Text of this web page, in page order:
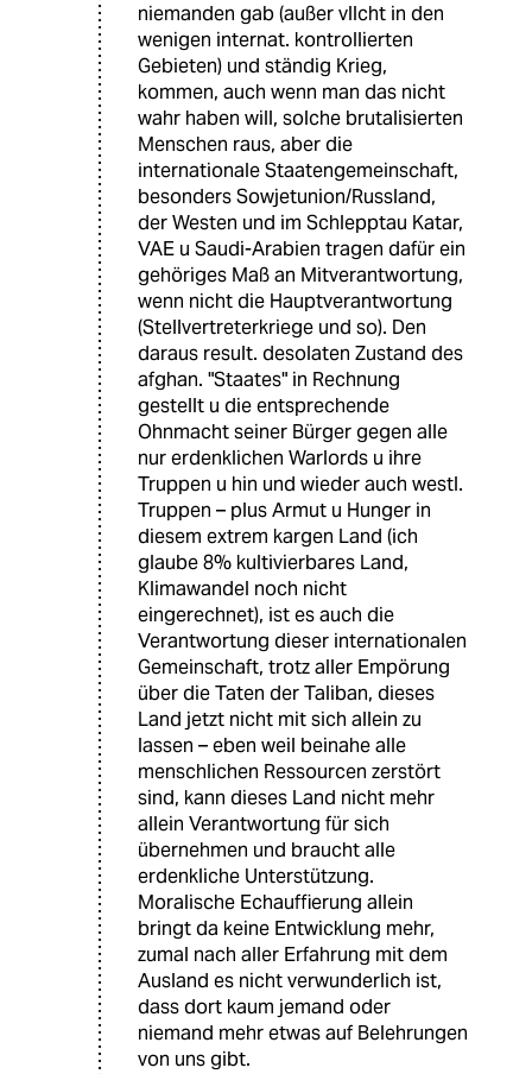
niemanden gab (außer vllcht in den
wenigen internat. kontrollierten
Gebieten) und ständig Krieg,
kommen, auch wenn man das nicht
wahr haben will, solche brutalisierten
Menschen raus, aber die
internationale Staatengemeinschaft,
besonders Sowjetunion/Russland,
der Westen und im Schlepptau Katar,
VAE u Saudi-Arabien tragen dafür ein
gehöriges Maß an Mitverantwortung,
wenn nicht die Hauptverantwortung
(Stellvertreterkriege und so). Den
daraus result. desolaten Zustand des
afghan. "Staates" in Rechnung
gestellt u die entsprechende
Ohnmacht seiner Bürger gegen alle
nur erdenklichen Warlords u ihre
Truppen u hin und wieder auch westl.
Truppen – plus Armut u Hunger in
diesem extrem kargen Land (ich
glaube 8% kultivierbares Land,
Klimawandel noch nicht
eingerechnet), ist es auch die
Verantwortung dieser internationalen
Gemeinschaft, trotz aller Empörung
über die Taten der Taliban, dieses
Land jetzt nicht mit sich allein zu
lassen – eben weil beinahe alle
menschlichen Ressourcen zerstört
sind, kann dieses Land nicht mehr
allein Verantwortung für sich
übernehmen und braucht alle
erdenkliche Unterstützung.
Moralische Echauffierung allein
bringt da keine Entwicklung mehr,
zumal nach aller Erfahrung mit dem
Ausland es nicht verwunderlich ist,
dass dort kaum jemand oder
niemand mehr etwas auf Belehrungen
von uns gibt.